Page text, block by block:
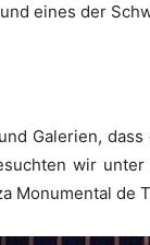
eines der
Galerien,
wir
Monumental de